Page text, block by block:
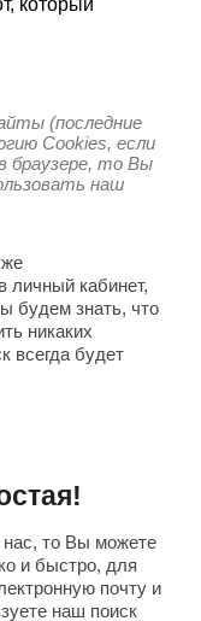
который
(последние
Cookies, если
браузере, то Вы
наш
личный кабинет,
будем знать, что
никаких
всегда будет
то Вы можете
и быстро, для
почту и
наш поиск